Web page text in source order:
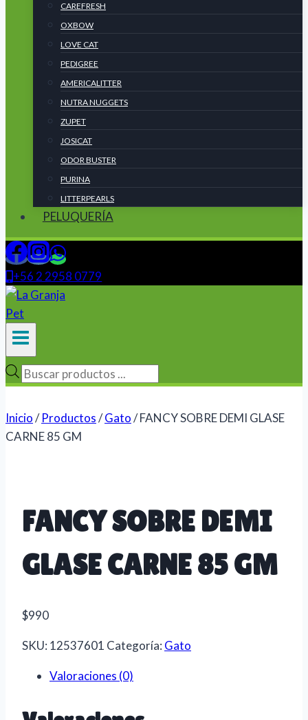
CAREFRESH
OXBOW
LOVE CAT
PEDIGREE
AMERICALITTER
NUTRA NUGGETS
ZUPET
JOSICAT
ODOR BUSTER
PURINA
LITTERPEARLS
PELUQUERÍA
+56 2 2958 0779
Búsqueda
productos
Inicio/ Productos/Gato/FANCY SOBRE DEMI GLASE
CARNE 85 GM
FANCY SOBRE DEMI
GLASE CARNE 85 GM
$990
SKU: 12537601 Categoría: Gato
Valoraciones (0)